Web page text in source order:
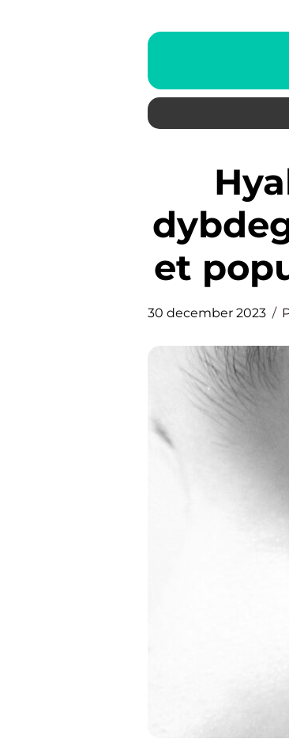
Hyaluronsyre serum: En
et
30 december 2023